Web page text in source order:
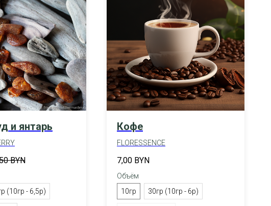
и янтарь
BYN
(10гр - 6,5р)
Кофе
FLORESSENCE
7,00 BYN
Объём
10гр
30гр (10гр - 6р)